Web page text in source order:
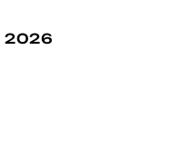
2026